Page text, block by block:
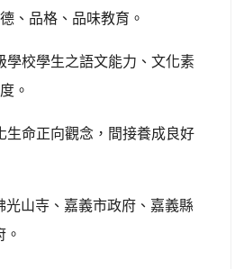
、品格、品味教育。
學校學生之語文能力、文化素
。
生命正向觀念，間接養成良好
光山寺、嘉義市政府、嘉義縣